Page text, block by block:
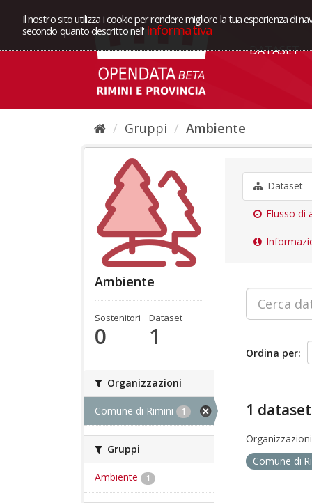
Il nostro sito utilizza i cookie per rendere migliore la tua esperienza di
secondo quanto descritto nell' Informativa
DATASET
Gruppi Ambiente
Ambiente
Sostenitori
0
Dataset
1
Organizzazioni
Comune di Rimini 1
Gruppi
Ambiente 1
Dataset
Flusso di
Ordina per
1
Comune di